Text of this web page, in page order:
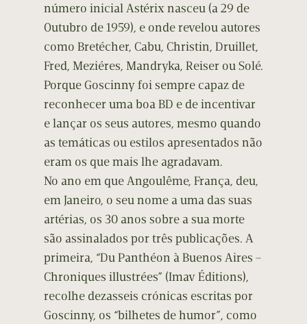
número inicial Astérix nasceu (a 29 de
Outubro de 1959), e onde revelou autores
como Bretécher, Cabu, Christin, Druillet,
Fred, Meziéres, Mandryka, Reiser ou Solé.
Porque Goscinny foi sempre capaz de
reconhecer uma boa BD e de incentivar
e lançar os seus autores, mesmo quando
as temáticas ou estilos apresentados não
eram os que mais lhe agradavam.
No ano em que Angoulême, França, deu,
em Janeiro, o seu nome a uma das suas
artérias, os 30 anos sobre a sua morte
são assinalados por três publicações. A
primeira, “Du Panthéon à Buenos Aires –
Chroniques illustrées” (Imav Éditions),
recolhe dezasseis crónicas escritas por
Goscinny, os “bilhetes de humor”, como